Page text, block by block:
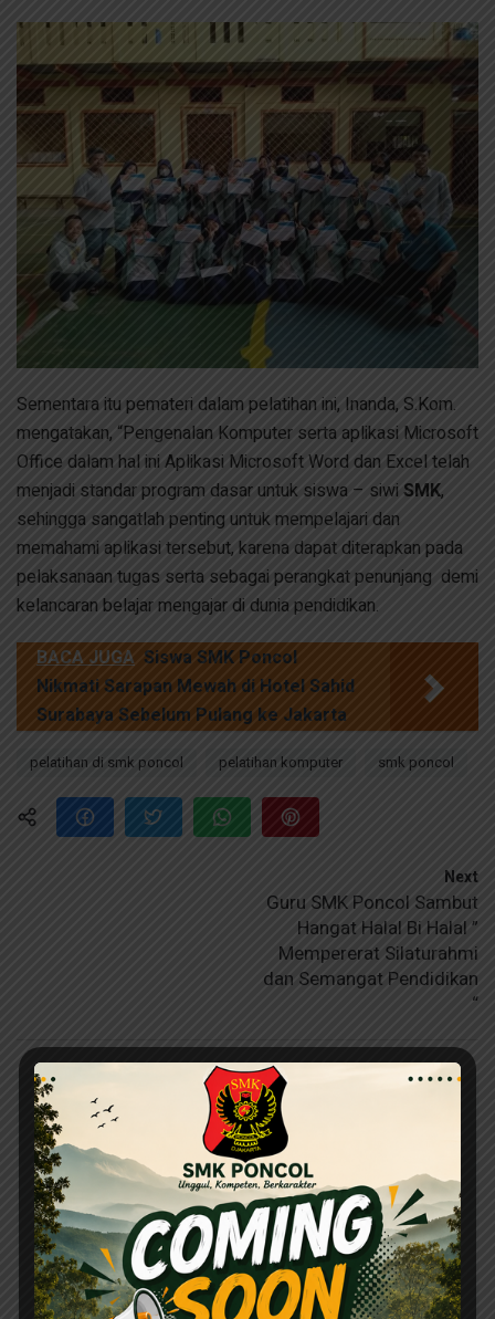
Sementara itu pemateri dalam pelatihan ini, Inanda, S.Kom.
mengatakan, “Pengenalan Komputer serta aplikasi Microsoft
Office dalam hal ini Aplikasi Microsoft Word dan Excel telah
menjadi standar program dasar untuk siswa – siwi SMK,
sehingga sangatlah penting untuk mempelajari dan
memahami aplikasi tersebut, karena dapat diterapkan pada
pelaksanaan tugas serta sebagai perangkat penunjang demi
kelancaran belajar mengajar di dunia pendidikan.
BACA JUGA Siswa SMK Poncol
Nikmati Sarapan Mewah di Hotel Sahid
Surabaya Sebelum Pulang ke Jakarta
pelatihan di smk poncol pelatihan komputer smk poncol
Next
Guru SMK Poncol Sambut
Hangat Halal Bi Halal ”
Mempererat Silaturahmi
dan Semangat Pendidikan
“
Leave a Reply
Your email address will not be published.
are marked*
Comment*